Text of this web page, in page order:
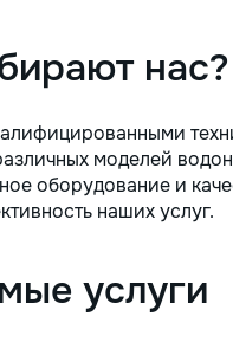
нас?
моделей
оборудование и
наших услуг.
услуги